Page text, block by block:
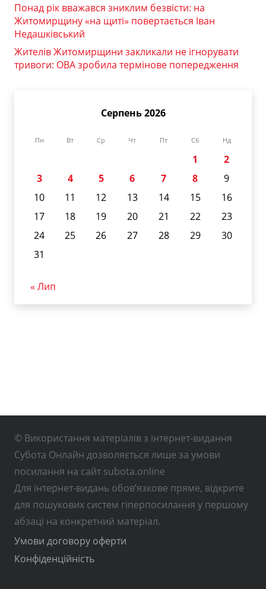
Понад рік вважався зниклим безвісти: на
Житомирщину «на щиті» повертається Іван
Недашківський
Жителів Житомирщини закликали не ігнорувати
тривоги: ОВА зробила термінове попередження
Серпень 2026
Пн Вт Ср Чт Пт Сб Нд
1
2
3
4 5 6 7 8
9
10
11 12 13 14 15
16
17
18 19 20 21 22
23
24
25 26 27 28 29
30
31
« Лип
© Використання матеріалів з інтернет-видання
Субота Онлайн дозволяється лише за умови
посилання на сайт subota.online
Для інтернет-видань обов’язкове пряме, відкрите
для пошукових систем гіперпосилання у першому
абзаці на конкретний матеріал.
Умови договору оферти
Конфіденційність